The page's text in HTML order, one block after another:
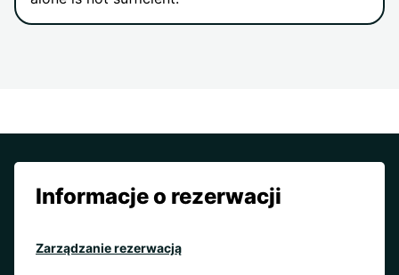
Informacje o rezerwacji
Zarządzanie rezerwacją